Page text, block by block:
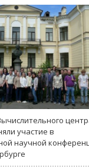
участие в
научной